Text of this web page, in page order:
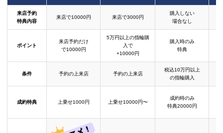
来店予約
特典内容
来店で10000円 来店で3000円
購入しない
場合なし
ポイント
来店予約だけ
で10000円
5万円以上の指輪購
入で
+10000円
購入時のみ
特典
条件 予約の上来店 予約の上来店
税込10万円以上
の指輪購入
成約特典 上乗せ1000円 上乗せ10000円〜
成約時のみ
特典20000円